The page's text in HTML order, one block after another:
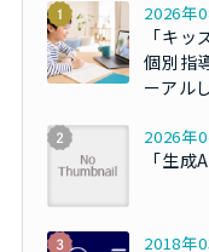
2026年
「キ
個別指
ーアル
2026年
「生
2018年